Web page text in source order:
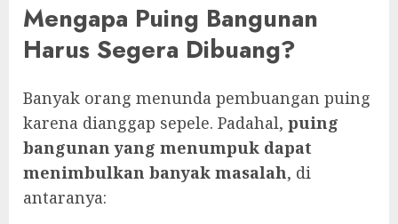
Mengapa Puing Bangunan
Harus Segera Dibuang?
Banyak orang menunda pembuangan puing
karena dianggap sepele. Padahal, puing
bangunan yang menumpuk dapat
menimbulkan banyak masalah, di
antaranya: